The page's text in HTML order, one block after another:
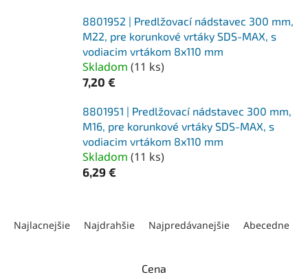
8801952 | Predlžovací nádstavec 300 mm,
M22, pre korunkové vrtáky SDS-MAX, s
vodiacim vrtákom 8x110 mm
Skladom (11 ks)
7,20 €
8801951 | Predlžovací nádstavec 300 mm,
M16, pre korunkové vrtáky SDS-MAX, s
vodiacim vrtákom 8x110 mm
Skladom (11 ks)
6,29 €
Najlacnejšie Najdrahšie Najpredávanejšie Abecedne
Cena